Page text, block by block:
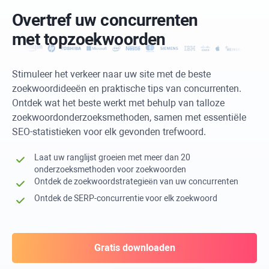
Overtref uw concurrenten
met topzoekwoorden
Stimuleer het verkeer naar uw site met de beste
zoekwoordideeën en praktische tips van concurrenten.
Ontdek wat het beste werkt met behulp van talloze
zoekwoordonderzoeksmethoden, samen met essentiële
SEO-statistieken voor elk gevonden trefwoord.
Laat uw ranglijst groeien met meer dan 20
onderzoeksmethoden voor zoekwoorden
Ontdek de zoekwoordstrategieën van uw concurrenten
Ontdek de SERP-concurrentie voor elk zoekwoord
Gratis downloaden